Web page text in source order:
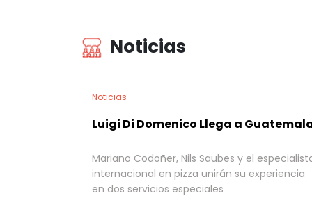
Noticias
Noticias
Luigi Di Domenico Llega a
Mariano Codoñer, Nils Saubes y el
internacional en pizza unirán su experiencia
en dos servicios especiales